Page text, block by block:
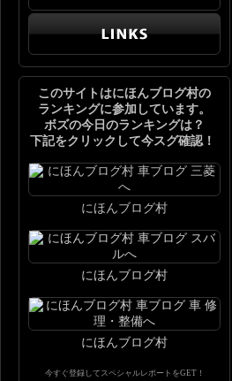
このサイトはにほんブログ村の
ランキングに参加しています。
ボズの今日のランキングは？
下記をクリックして今スグ確認！
にほんブログ村
にほんブログ村
にほんブログ村
今すぐ登録してスペシャルレポートをGET！